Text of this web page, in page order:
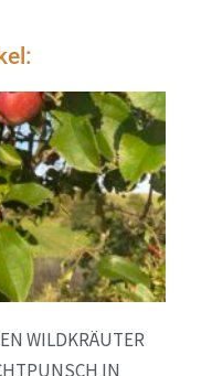
WILDKRÄUTER
IN